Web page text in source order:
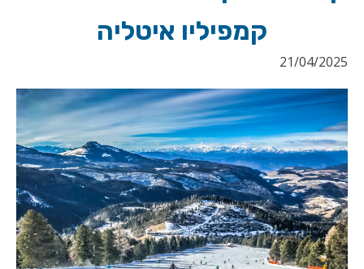
קמפיליו איטליה
21/04/2025